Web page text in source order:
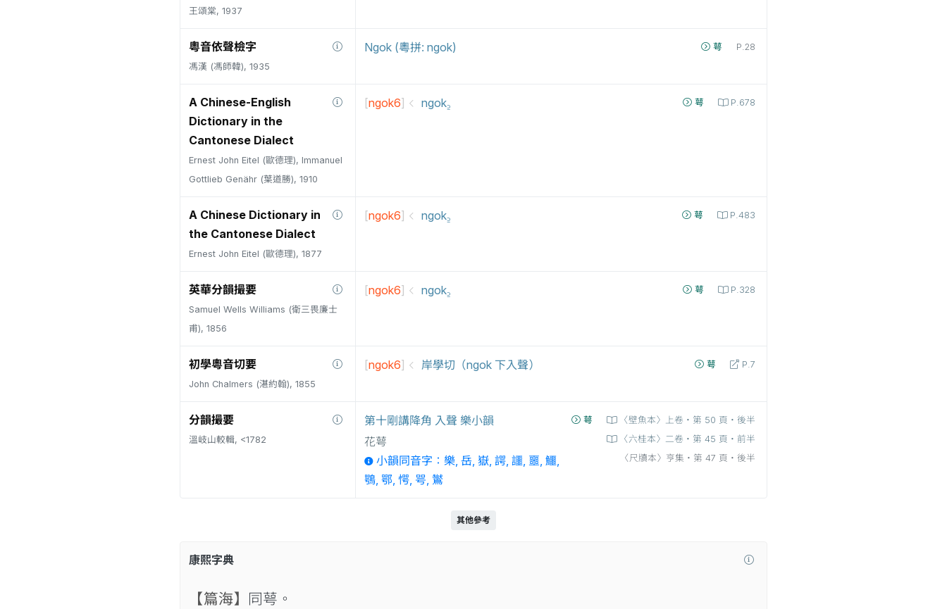
王頌棠, 1937
粵音依聲檢字
馮漢 (馮師韓), 1935
萼 P.28
Ngok (粵拼: ngok)
A Chinese-English
Dictionary in the
Cantonese Dialect
Ernest John Eitel (歐德理), Immanuel
Gottlieb Genähr (葉道勝), 1910
萼 P.678
[ngok6] ngok꜇
A Chinese Dictionary in
the Cantonese Dialect
Ernest John Eitel (歐德理), 1877
萼 P.483
[ngok6] ngok꜇
英華分韻撮要
Samuel Wells Williams (衛三畏廉士
甫), 1856
萼 P.328
[ngok6] ngok꜇
初學粵音切要
John Chalmers (湛約翰), 1855
萼 P.7
[ngok6] 岸學切（ngok 下入聲）
分韻撮要
溫岐山較輯, <1782
萼
〈壁魚本〉上卷‧第 50 頁‧後半
〈六桂本〉二卷‧第 45 頁‧前半
〈尺牘本〉亨集‧第 47 頁‧後半
第十剛講降角 入聲 樂小韻
花萼
小韻同音字：樂, 岳, 嶽, 諤, 讍, 噩, 鱷,
鶚, 鄂, 愕, 咢, 鸑
其他參考
康熙字典
【篇海】 同萼。